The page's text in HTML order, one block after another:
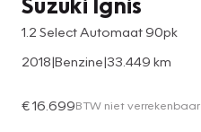
1.2 Select Automaat 90pk
2018|Benzine|33.449 km
€ 16.699BTW niet verrekenbaar